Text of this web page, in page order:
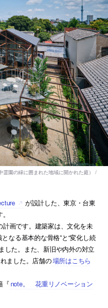
が設計した、東京・台東
画です。建築家は、文化を未
なる基本的な骨格”と“変化し続
した。また、新旧や内外の対立
ました。店舗の場所はこちら
『 note。 花重リノベーション